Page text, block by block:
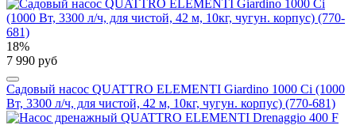
18%
7 990 руб
Садовый насос QUATTRO ELEMENTI Giardino 1000 Ci (1000
Вт, 3300 л/ч, для чистой, 42 м, 10кг, чугун. корпус) (770-681)